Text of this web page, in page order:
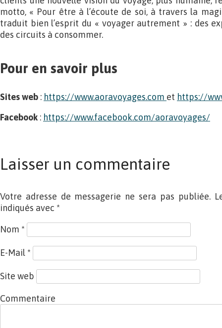
motto, « Pour être à l’écoute de soi, à travers la
traduit bien l’esprit du « voyager autrement » : des
des circuits à consommer.
Pour en savoir plus
Sites web : https://www.aoravoyages.com et https://
Facebook : https://www.facebook.com/aoravoyages/
Laisser un commentaire
Votre adresse de messagerie ne sera pas publiée.
indiqués avec *
Nom *
E-Mail *
Site web
Commentaire